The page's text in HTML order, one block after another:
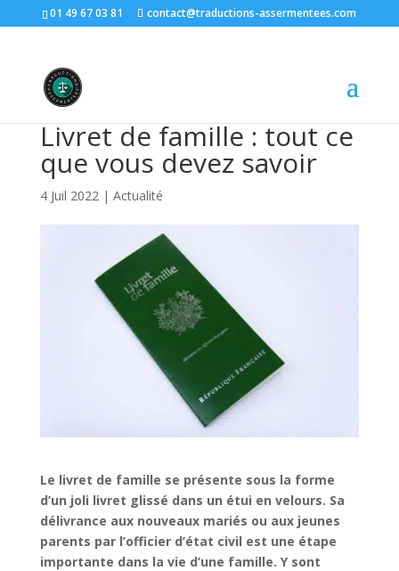
01 49 67 03 81 contact@traductions-assermentees.com
Livret de famille : tout ce
que vous devez savoir
4 Juil 2022| Actualité
Le livret de famille se présente sous la forme
d’un joli livret glissé dans un étui en velours. Sa
délivrance aux nouveaux mariés ou aux jeunes
parents par l’officier d’état civil est une étape
importante dans la vie d’une famille. Y sont